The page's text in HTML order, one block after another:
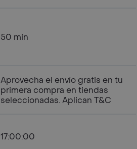
50 min
Aprovecha el envío gratis en tu
primera compra en tiendas
seleccionadas. Aplican T&C
17:00:00